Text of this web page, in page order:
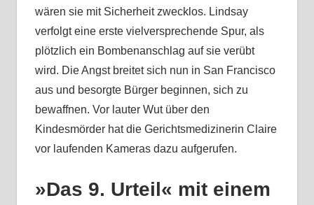
wären sie mit Sicherheit zwecklos. Lindsay
verfolgt eine erste vielversprechende Spur, als
plötzlich ein Bombenanschlag auf sie verübt
wird. Die Angst breitet sich nun in San Francisco
aus und besorgte Bürger beginnen, sich zu
bewaffnen. Vor lauter Wut über den
Kindesmörder hat die Gerichtsmedizinerin Claire
vor laufenden Kameras dazu aufgerufen.
»Das 9. Urteil« mit einem